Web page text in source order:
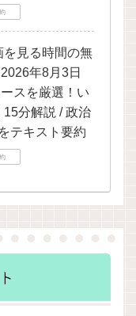
を見る時間の無
年8月3日
スを厳選！い
分解説 / 政治
テキスト要約